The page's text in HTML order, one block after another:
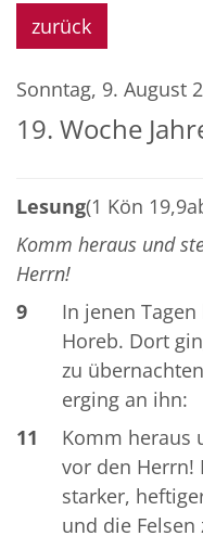
zurück
Sonntag, 9. August
19. Woche
Lesung(1 Kön
Komm heraus und
Herrn!
9
In jenen
Horeb. Dort
zu
erging an ihn:
11
Komm heraus
vor den Herrn!
starker,
und die